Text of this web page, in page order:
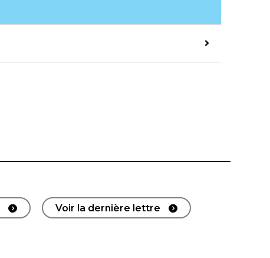
Voir la dernière lettre